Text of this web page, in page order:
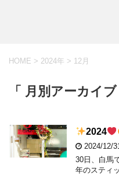
HOME > 2024年 > 12月
「 月別アーカイ
2024
2024/12/
30日、白馬
年のスティ